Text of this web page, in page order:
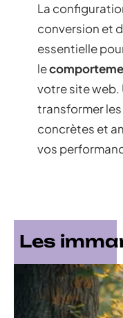
La
conversion et
essentielle
le
votre site web.
transformer
concrètes et
vos
Les